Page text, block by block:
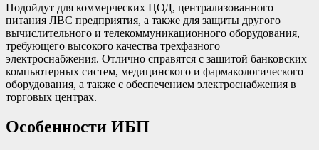
Подойдут для коммерческих ЦОД, централизованного
питания ЛВС предприятия, а также для защиты другого
вычислительного и телекоммуникационного оборудования,
требующего высокого качества трехфазного
электроснабжения. Отлично справятся с защитой банковских
компьютерных систем, медицинского и фармакологического
оборудования, а также с обеспечением электроснабжения в
торговых центрах.
Особенности ИБП